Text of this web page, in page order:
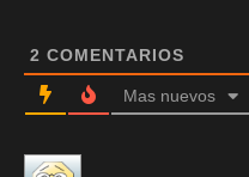
2 COMENTARIOS
Mas nuevos